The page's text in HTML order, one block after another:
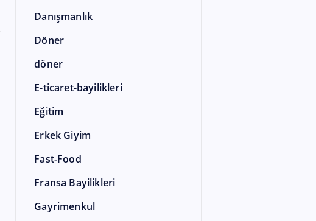
Danışmanlık
Döner
döner
E-ticaret-bayilikleri
Eğitim
Erkek Giyim
Fast-Food
Fransa Bayilikleri
Gayrimenkul